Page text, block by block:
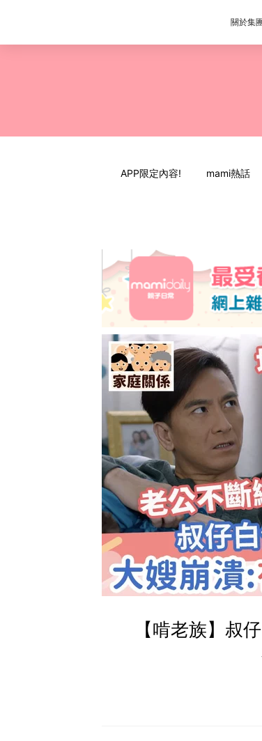
關於集
APP限定內容! mami熱話
【啃老族】叔